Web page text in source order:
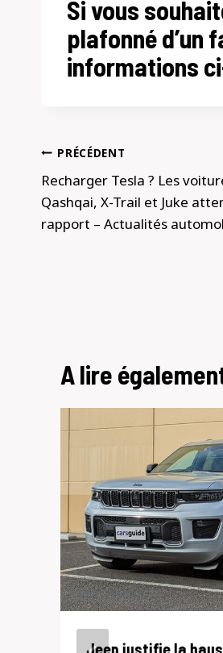
Si vous
plafonné d’un
informations
Navigation
de
l’article
PRÉCÉDENT
Recharger Tesla ? Les
Qashqai, X-Trail et Juke
rapport – Actualités
A lire